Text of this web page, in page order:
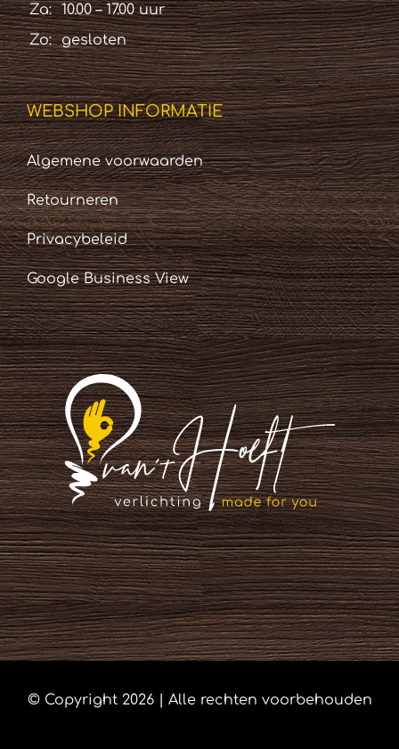
Za:
10.00 – 17.00 uur
Zo:
gesloten
WEBSHOP INFORMATIE
Algemene voorwaarden
Retourneren
Privacybeleid
Google Business View
© Copyright 2026 | Alle rechten voorbehouden